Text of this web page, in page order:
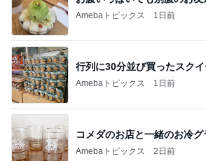
Amebaトピックス 1日前
行列に30分並び買ったスク
Amebaトピックス 1日前
コメダのお店と一緒のお冷グ
Amebaトピックス 2日前